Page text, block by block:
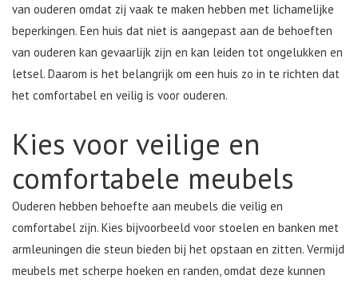
van ouderen omdat zij vaak te maken hebben met lichamelijke
beperkingen. Een huis dat niet is aangepast aan de behoeften
van ouderen kan gevaarlijk zijn en kan leiden tot ongelukken en
letsel. Daarom is het belangrijk om een huis zo in te richten dat
het comfortabel en veilig is voor ouderen.
Kies voor veilige en
comfortabele meubels
Ouderen hebben behoefte aan meubels die veilig en
comfortabel zijn. Kies bijvoorbeeld voor stoelen en banken met
armleuningen die steun bieden bij het opstaan en zitten. Vermijd
meubels met scherpe hoeken en randen, omdat deze kunnen